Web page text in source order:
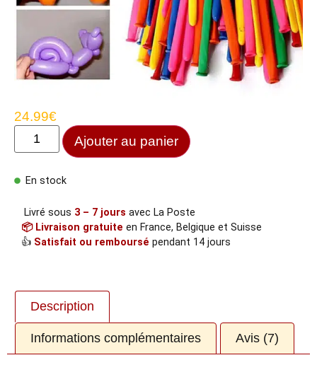
24.99€
Ajouter au panier
En stock
Livré sous 3 – 7 jours avec La Poste
📦 Livraison gratuite en France, Belgique et Suisse
👍 Satisfait ou remboursé pendant 14 jours
Description
Informations complémentaires Avis (7)